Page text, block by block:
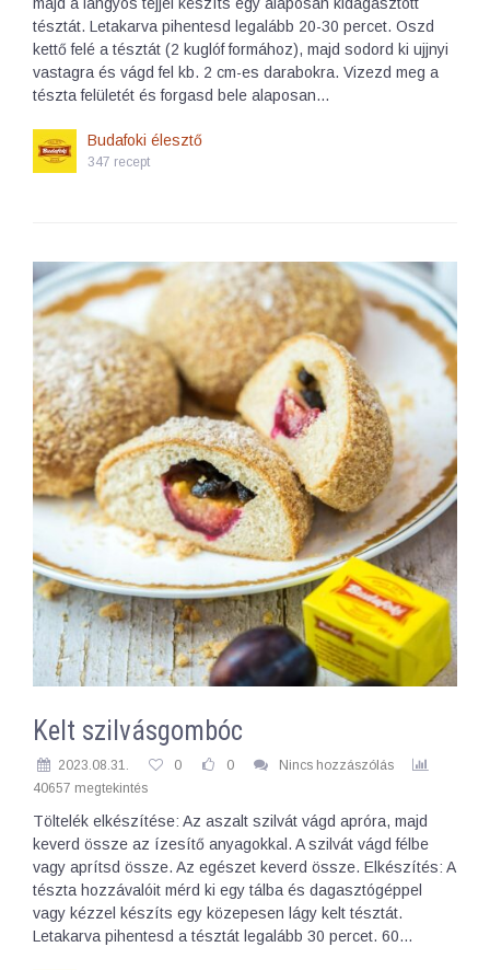
tésztát. Letakarva pihentesd legalább 20-30 percet. Oszd
kettő felé a tésztát (2 kuglóf formához), majd sodord ki ujjnyi
vastagra és vágd fel kb. 2 cm-es darabokra. Vizezd meg a
tészta felületét és forgasd bele alaposan…
Budafoki élesztő
347 recept
Kelt szilvásgombóc
2023.08.31. 0 0
Nincs hozzászólás
40657 megtekintés
Töltelék elkészítése: Az aszalt szilvát vágd apróra, majd
keverd össze az ízesítő anyagokkal. A szilvát vágd félbe
vagy aprítsd össze. Az egészet keverd össze. Elkészítés: A
tészta hozzávalóit mérd ki egy tálba és dagasztógéppel
vagy kézzel készíts egy közepesen lágy kelt tésztát.
Letakarva pihentesd a tésztát legalább 30 percet. 60…